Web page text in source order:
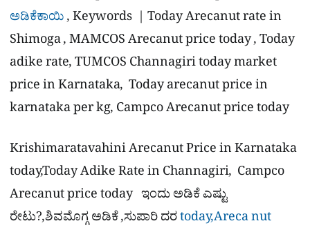
ಅಡಿಕೆಕಾಯಿ, Keywords | Today Arecanut rate in
Shimoga , MAMCOS Arecanut price today , Today
adike rate, TUMCOS Channagiri today market
price in Karnataka, Today arecanut price in
karnataka per kg, Campco Arecanut price today
Krishimaratavahini Arecanut Price in Karnataka
today,Today Adike Rate in Channagiri, Campco
Arecanut price today ಇಂದು ಅಡಿಕೆ ಎಷ್ಟು
ರೇಟು?,ಶಿವಮೊಗ್ಗ ಅಡಿಕೆ ,ಸುಪಾರಿ ದರtoday,Areca nut